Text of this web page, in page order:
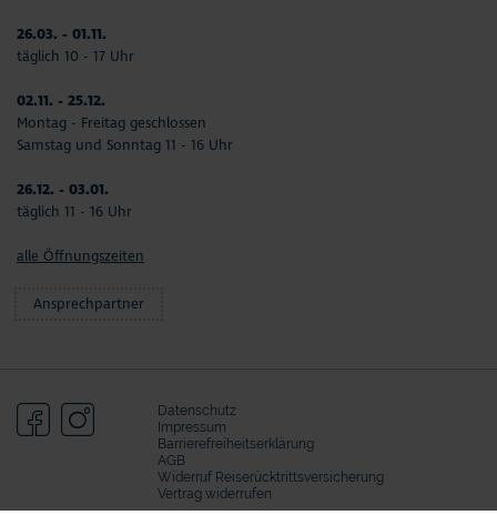
26.03. - 01.11.
täglich 10 - 17 Uhr
02.11. - 25.12.
Montag - Freitag geschlossen
Samstag und Sonntag 11 - 16 Uhr
26.12. - 03.01.
täglich 11 - 16 Uhr
alle Öffnungszeiten
Ansprechpartner
Datenschutz
Impressum
Barrierefreiheitserklärung
AGB
Widerruf Reiserücktrittsversicherung
Vertrag widerrufen